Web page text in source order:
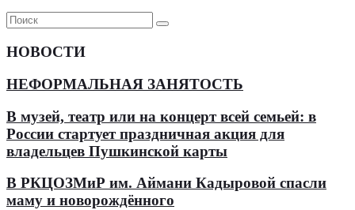
НОВОСТИ
НЕФОРМАЛЬНАЯ ЗАНЯТОСТЬ
В музей, театр или на концерт всей семьей: в
России стартует праздничная акция для
владельцев Пушкинской карты
В РКЦОЗМиР им. Аймани Кадыровой спасли
маму и новорождённого